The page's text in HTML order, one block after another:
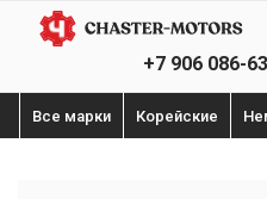
+7 906 086-
Все марки Корейские